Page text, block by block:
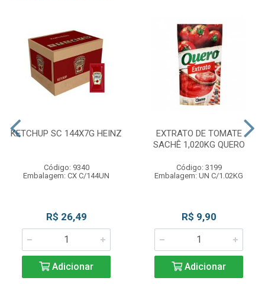
KETCHUP SC 144X7G HEINZ
Código: 9340
Embalagem: CX C/144UN
R$ 26,49
Adicionar
EXTRATO DE TOMATE
SACHÊ 1,020KG QUERO
Código: 3199
Embalagem: UN C/1.02KG
R$ 9,90
Adicionar